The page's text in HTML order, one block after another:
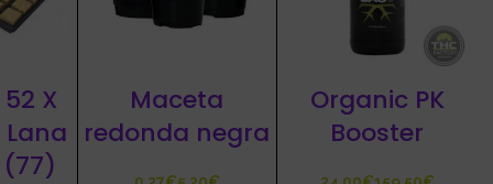
X
Maceta
redonda negra
Organic PK
Booster